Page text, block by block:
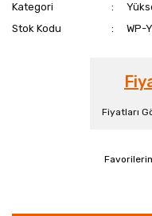
Kategori
Stok Kodu
WP-
Fiyatları